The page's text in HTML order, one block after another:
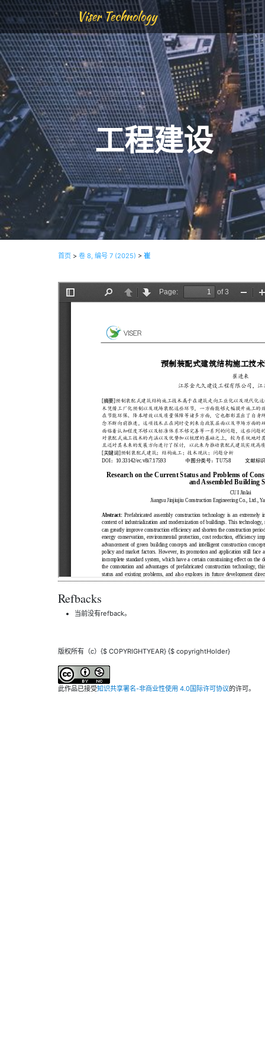
Viser Technology
工程建设
首页 > 卷 8, 编号 7 (2025) > 崔
Refbacks
当前没有refback。
版权所有（c）{$ COPYRIGHTYEAR} {$ copyrightHolder}
此作品已接受知识共享署名-非商业性使用 4.0国际许可协议的许可。